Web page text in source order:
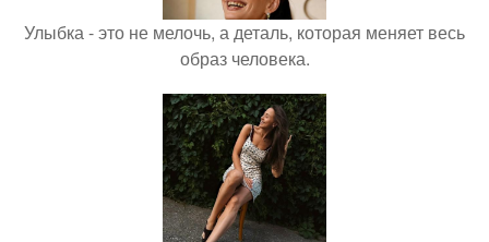
Улыбка - это не мелочь, а деталь, которая меняет весь
образ человека.